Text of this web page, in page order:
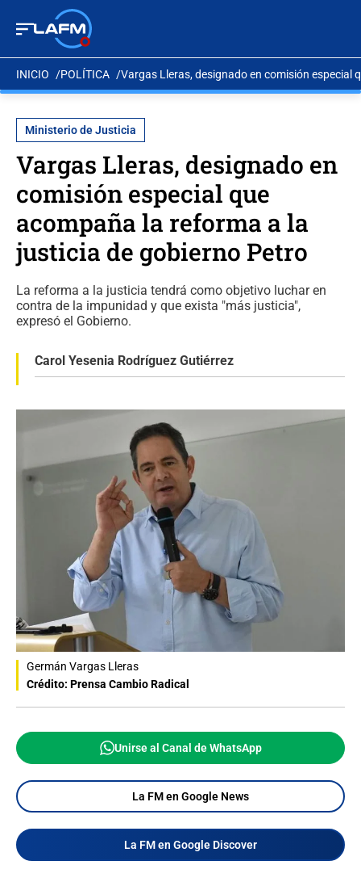
INICIO POLÍTICA Vargas Lleras, designado en comisión especial
Ministerio de Justicia
Vargas Lleras, designado en
comisión especial que
acompaña la reforma a la
justicia de gobierno Petro
La reforma a la justicia tendrá como objetivo luchar en
contra de la impunidad y que exista "más justicia",
expresó el Gobierno.
Carol Yesenia Rodríguez Gutiérrez
Germán Vargas Lleras
Crédito: Prensa Cambio Radical
Unirse al Canal de WhatsApp
La FM en Google News
La FM en Google Discover